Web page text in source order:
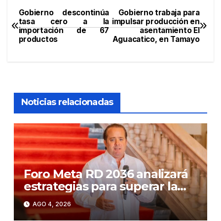
Navegación
de
Gobierno trabaja para
impulsar producción en
asentamiento El
Aguacatico, en Tamayo
Gobierno descontinúa
tasa cero a la
importación de 67
productos
Noticias relacionadas
Foro Meta RD 2036 analizará
estrategias para superar la
trampa del ingreso medio
AGO 4, 2026